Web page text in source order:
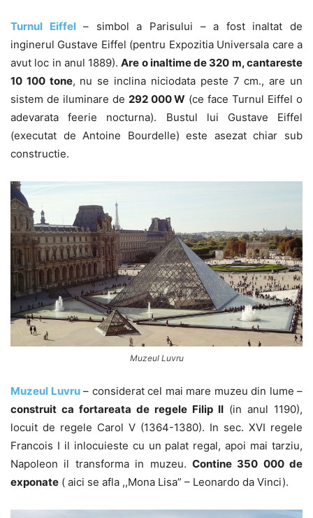
Turnul Eiffel – simbol a Parisului – a fost inaltat de
inginerul Gustave Eiffel (pentru Expozitia Universala care a
avut loc in anul 1889).Are o inaltime de 320 m, cantareste
10 100 tone, nu se inclina niciodata peste 7 cm., are un
sistem de iluminare de 292 000 W (ce face Turnul Eiffel o
adevarata feerie nocturna). Bustul lui Gustave Eiffel
(executat de Antoine Bourdelle) este asezat chiar sub
constructie.
Muzeul Luvru
Muzeul Luvru– considerat cel mai mare muzeu din lume –
construit ca fortareata de regele Filip II (in anul 1190),
locuit de regele Carol V (1364-1380). In sec. XVI regele
Francois I il inlocuieste cu un palat regal, apoi mai tarziu,
Napoleon il transforma in muzeu. Contine 350 000 de
exponate ( aici se afla ,,Mona Lisa” – Leonardo da Vinci).